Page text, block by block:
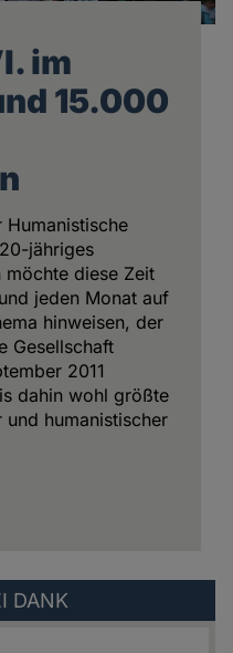
im
15.000
jähriges
möchte diese Zeit
jeden Monat auf
hinweisen, der
Gesellschaft
2011
dahin wohl größte
humanistischer
DANK